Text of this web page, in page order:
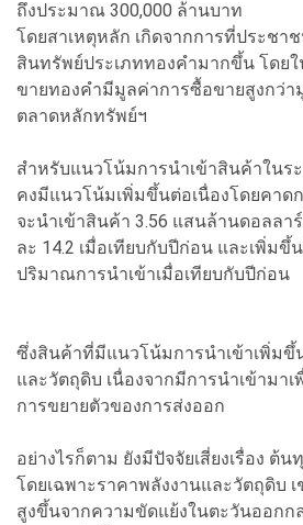
ถึงประมาณ 300,000 ล้านบาท
โดยสาเหตุหลัก เกิดจากการที่ประชา
สินทรัพย์ประเภททองคำมากขึ้น โดย
ขายทองคำมีมูลค่าการซื้อขายสูงกว่
ตลาดหลักทรัพย์ฯ
สำหรับแนวโน้มการนำเข้าสินค้าในร
คงมีแนวโน้มเพิ่มขึ้นต่อเนื่องโดยคาด
จะนำเข้าสินค้า 3.56 แสนล้านดอลลา
ละ 14.2 เมื่อเทียบกับปีก่อน และเพิ่มขึ้
ปริมาณการนำเข้าเมื่อเทียบกับปีก่อน
ซึ่งสินค้าที่มีแนวโน้มการนำเข้าเพิ่ม
และวัตถุดิบ เนื่องจากมีการนำเข้ามา
การขยายตัวของการส่งออก
อย่างไรก็ตาม ยังมีปัจจัยเสี่ยงเรื่อง ต้
โดยเฉพาะราคาพลังงานและวัตถุดิบ
สูงขึ้นจากความขัดแย้งในตะวันออกก